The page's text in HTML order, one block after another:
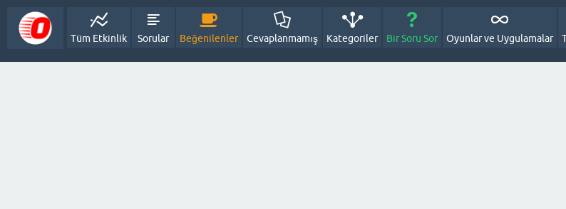
Tüm Etkinlik Sorular Beğenilenler Cevaplanmamış Kategoriler Bir Soru Sor Oyunlar ve Uygulamalar